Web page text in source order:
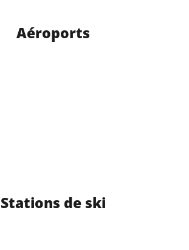
Aéroports
Stations de ski